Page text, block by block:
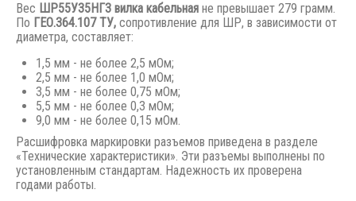
Вес ШР55У35НГ3 вилка кабельная не превышает 279 грамм.
По ГЕО.364.107 ТУ, сопротивление для ШР, в зависимости от
диаметра, составляет:
1,5 мм - не более 2,5 мОм;
2,5 мм - не более 1,0 мОм;
3,5 мм - не более 0,75 мОм;
5,5 мм - не более 0,3 мОм;
9,0 мм - не более 0,15 мОм.
Расшифровка маркировки разъемов приведена в разделе
«Технические характеристики». Эти разъемы выполнены по
установленным стандартам. Надежность их проверена
годами работы.